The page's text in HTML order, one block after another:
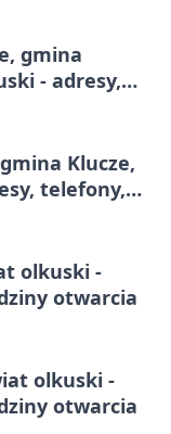
gmina
- adresy,
Klucze,
telefony,
olkuski -
otwarcia
olkuski -
otwarcia